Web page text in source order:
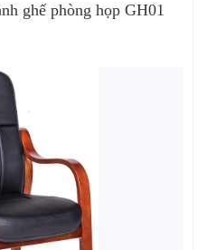
ghế phòng họp GH01